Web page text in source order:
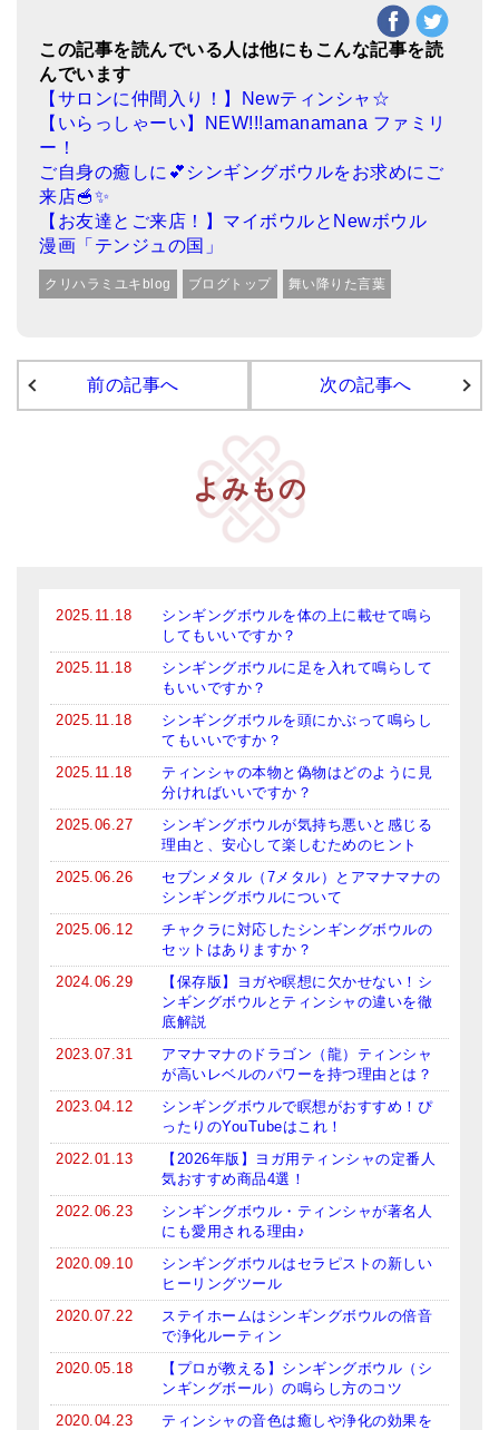
この記事を読んでいる人は他にもこんな記事を読
んでいます
【サロンに仲間入り！】Newティンシャ☆
【いらっしゃーい】NEW!!!amanamana ファミリ
ー！
ご自身の癒しに💕シンギングボウルをお求めにご
来店🥣✨
【お友達とご来店！】マイボウルとNewボウル
漫画「テンジュの国」
クリハラミユキblog ブログトップ 舞い降りた言葉
前の記事へ 次の記事へ
よみもの
2025.11.18
シンギングボウルを体の上に載せて鳴ら
してもいいですか？
2025.11.18
シンギングボウルに足を入れて鳴らして
もいいですか？
2025.11.18
シンギングボウルを頭にかぶって鳴らし
てもいいですか？
2025.11.18
ティンシャの本物と偽物はどのように見
分ければいいですか？
2025.06.27
シンギングボウルが気持ち悪いと感じる
理由と、安心して楽しむためのヒント
2025.06.26
セブンメタル（7メタル）とアマナマナの
シンギングボウルについて
2025.06.12
チャクラに対応したシンギングボウルの
セットはありますか？
2024.06.29
【保存版】ヨガや瞑想に欠かせない！シ
ンギングボウルとティンシャの違いを徹
底解説
2023.07.31
アマナマナのドラゴン（龍）ティンシャ
が高いレベルのパワーを持つ理由とは？
2023.04.12
シンギングボウルで瞑想がおすすめ！ぴ
ったりのYouTubeはこれ！
2022.01.13
【2026年版】ヨガ用ティンシャの定番人
気おすすめ商品4選！
2022.06.23
シンギングボウル・ティンシャが著名人
にも愛用される理由♪
2020.09.10
シンギングボウルはセラピストの新しい
ヒーリングツール
2020.07.22
ステイホームはシンギングボウルの倍音
で浄化ルーティン
2020.05.18
【プロが教える】シンギングボウル（シ
ンギングボール）の鳴らし方のコツ
2020.04.23
ティンシャの音色は癒しや浄化の効果を